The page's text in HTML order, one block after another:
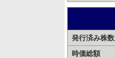
発行済み株数
時価総額